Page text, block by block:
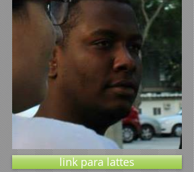
link para lattes